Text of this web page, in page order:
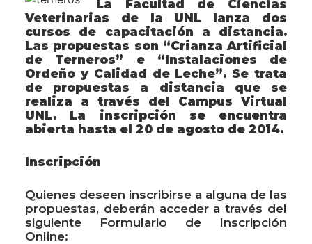
La Facultad
de Ciencias
Veterinarias de la UNL lanza dos
cursos de capacitación a distancia.
Las propuestas son “Crianza Artificial
de Terneros” e “Instalaciones de
Ordeño y Calidad de Leche”. Se trata
de propuestas a distancia que se
realiza a través del Campus Virtual
UNL. La inscripción se encuentra
abierta hasta el 20 de agosto de 2014.
Inscripción
Quienes deseen inscribirse a alguna de las
propuestas, deberán acceder a través del
siguiente Formulario de Inscripción
Online: